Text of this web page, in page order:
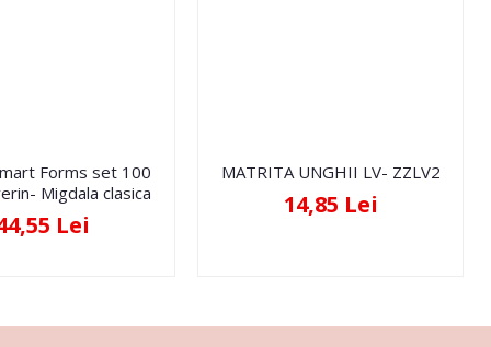
Forms set 100
Migdala clasica
Lei
MATRITA UNGHII LV- ZZLV2
14,85 Lei